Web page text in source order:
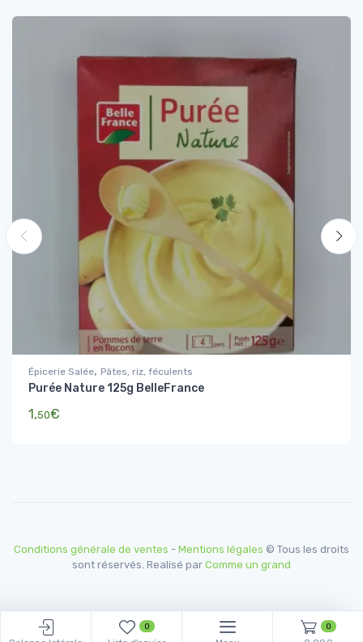
Épicerie Salée, Pâtes, riz, féculents
Purée Nature 125g BelleFrance
1,50€
Conditions générale de ventes - Mentions légales © Tous les droits
sont réservés. Realisé par Comme un grand
0 0